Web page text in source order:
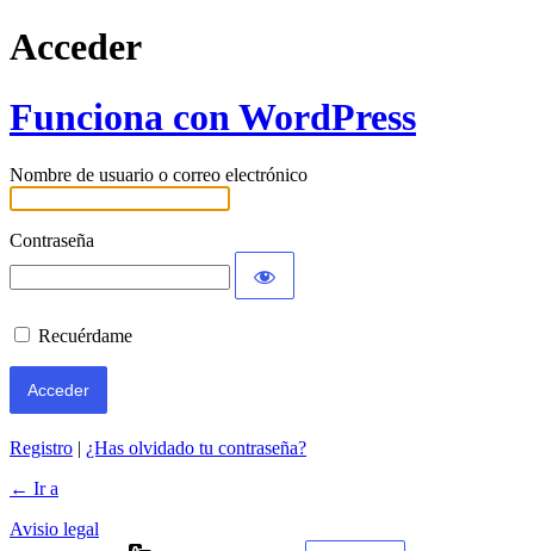
Acceder
Funciona con WordPress
Nombre de usuario o correo electrónico
Contraseña
Recuérdame
Registro | ¿Has olvidado tu contraseña?
← Ir a
Avisio legal